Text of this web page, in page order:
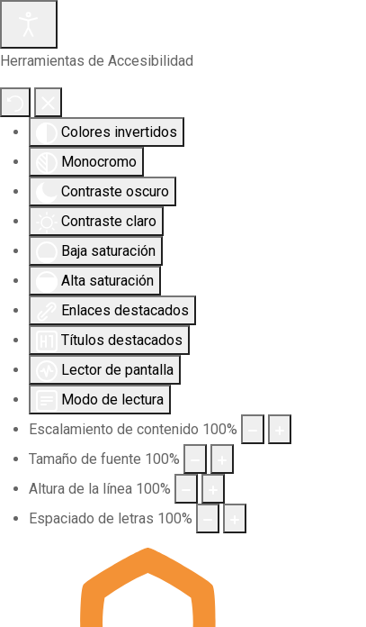
Herramientas de Accesibilidad
Colores invertidos
Monocromo
Contraste oscuro
Contraste claro
Baja saturación
Alta saturación
Enlaces destacados
Títulos destacados
Lector de pantalla
Modo de lectura
Escalamiento de contenido 100%
Tamaño de fuente 100%
Altura de la línea 100%
Espaciado de letras 100%